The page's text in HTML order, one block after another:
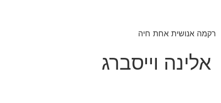
רקמה אנושית אחת חיה
אלינה וייסברג